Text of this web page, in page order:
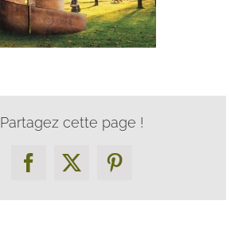
Partagez cette page !
Facebook
X Pinterest